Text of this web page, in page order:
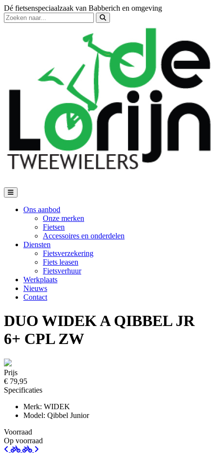
Dé fietsenspeciaalzaak van Babberich en omgeving
Ons aanbod
Onze merken
Fietsen
Accessoires en onderdelen
Diensten
Fietsverzekering
Fiets leasen
Fietsverhuur
Werkplaats
Nieuws
Contact
DUO WIDEK A QIBBEL JR
6+ CPL ZW
Prijs
€ 79,95
Specificaties
Merk: WIDEK
Model: Qibbel Junior
Voorraad
Op voorraad